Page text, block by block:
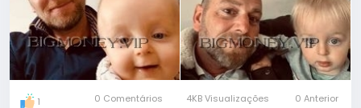
1 0 Comentários 4KB Visualizações 0 Anterior